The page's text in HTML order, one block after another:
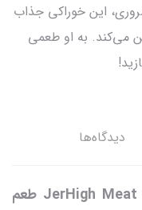
این خوراکی جذاب
می‌کند. به او طعمی
دیدگاه‌ها
نقد و بررسی پوچ سگ JerHigh Meat As Meal طعم